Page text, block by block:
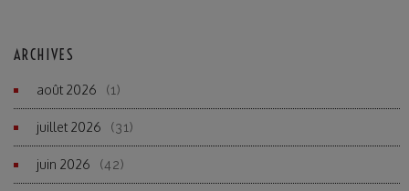
ARCHIVES
août 2026 (1)
juillet 2026 (31)
juin 2026 (42)